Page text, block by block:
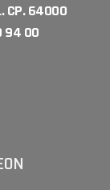
CP. 64000
94 00